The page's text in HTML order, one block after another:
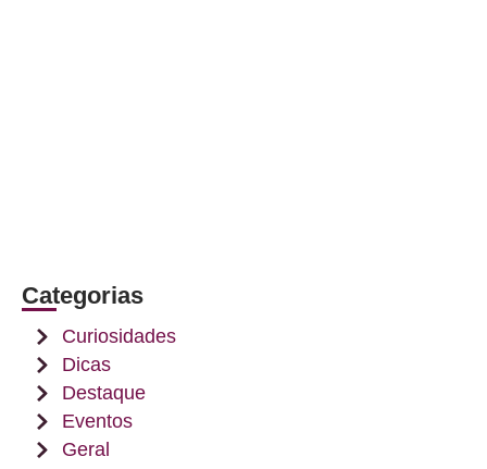
Categorias
Curiosidades
Dicas
Destaque
Eventos
Geral